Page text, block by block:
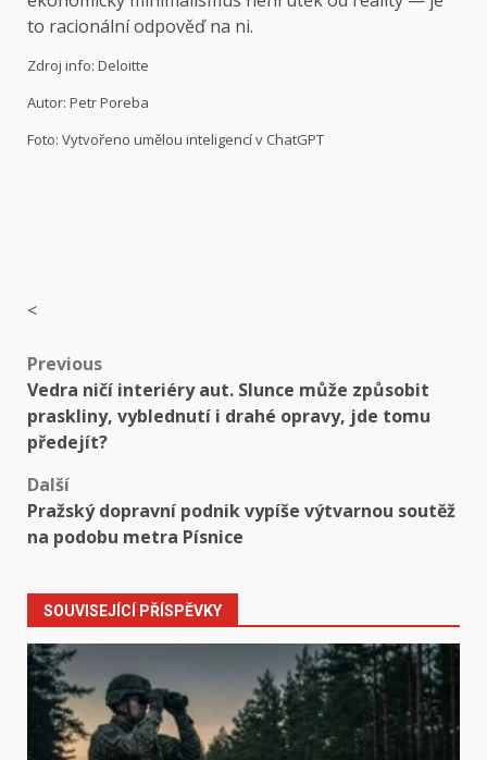
to racionální odpověď na ni.
Zdroj info: Deloitte
Autor: Petr Poreba
Foto: Vytvořeno umělou inteligencí v ChatGPT
<
Post
navigation
Previous
Vedra ničí interiéry aut. Slunce může způsobit
praskliny, vyblednutí i drahé opravy, jde tomu
předejít?
Další
Pražský dopravní podnik vypíše výtvarnou soutěž
na podobu metra Písnice
SOUVISEJÍCÍ PŘÍSPĚVKY